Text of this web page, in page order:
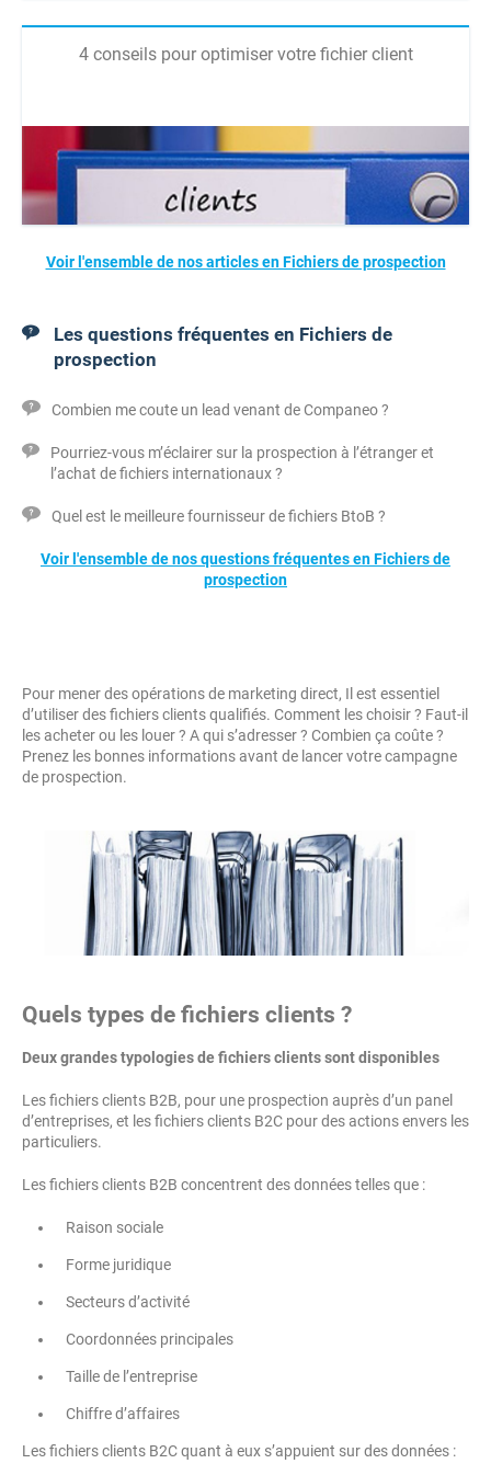
4 conseils pour optimiser votre fichier client
Voir l'ensemble de nos articles en Fichiers de prospection
Les questions fréquentes en Fichiers de
prospection
Combien me coute un lead venant de Companeo ?
Pourriez-vous m’éclairer sur la prospection à l’étranger et
l’achat de fichiers internationaux ?
Quel est le meilleure fournisseur de fichiers BtoB ?
Voir l'ensemble de nos questions fréquentes en Fichiers de
prospection
Pour mener des opérations de marketing direct, Il est essentiel
d’utiliser des fichiers clients qualifiés. Comment les choisir ? Faut-il
les acheter ou les louer ? A qui s’adresser ? Combien ça coûte ?
Prenez les bonnes informations avant de lancer votre campagne
de prospection.
Quels types de fichiers clients ?
Deux grandes typologies de fichiers clients sont disponibles
Les fichiers clients B2B, pour une prospection auprès d’un panel
d’entreprises, et les fichiers clients B2C pour des actions envers les
particuliers.
Les fichiers clients B2B concentrent des données telles que :
Raison sociale
Forme juridique
Secteurs d’activité
Coordonnées principales
Taille de l’entreprise
Chiffre d’affaires
Les fichiers clients B2C quant à eux s’appuient sur des données :